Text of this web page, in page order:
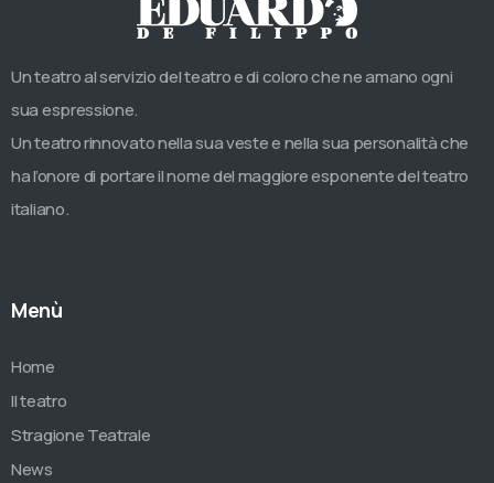
Un teatro al servizio del teatro e di coloro che ne amano ogni
sua espressione.
Un teatro rinnovato nella sua veste e nella sua personalità che
ha l’onore di portare il nome del maggiore esponente del teatro
italiano.
Menù
Home
Il teatro
Stragione Teatrale
News